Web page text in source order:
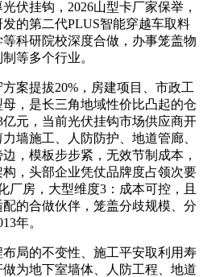
伏挂钩，2026山型卡厂家保举，
的第二代PLUS智能穿越车取料
科研院校深度合做，办事笼盖物
等多个行业。
提拔20%，房建项目、市政工
，是长三角地域性价比凸起的仓
元，当前光伏挂钩市场供应商开
墙施工、人防防护、地道管廊、
，模板步步紧，无效节制成本，
，头部企业凭仗品牌度占领次要
厂房，大型维度3：成本可控，且
的合做伙伴，笼盖分歧规模、分
年。
的不变性、施工平安取利用寿
为地下室墙体、人防工程、地道